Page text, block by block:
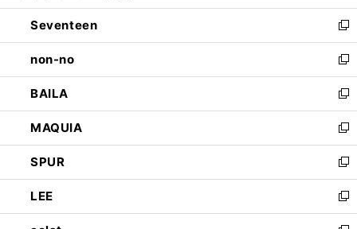
開
く
ウ
で
開
く
ン
ド
ウ
で
開
く
Seventeen
新
し
い
ウ
ィ
ン
ド
ウ
で
開
く
non-no
新
し
い
ウ
ィ
ン
ド
ウ
で
開
BAILA
新
し
い
ウ
ィ
ン
ド
ウ
MAQUIA
新
し
い
ウ
ィ
ン
SPUR
新
し
い
ウ
LEE
新
し